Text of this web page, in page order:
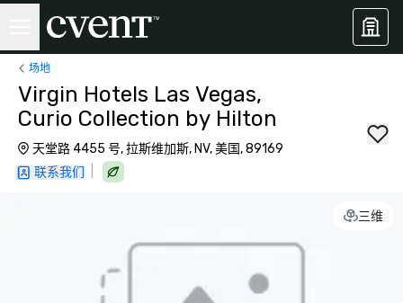
场地
Virgin Hotels Las Vegas,
Curio Collection by Hilton
天堂路 4455 号, 拉斯维加斯, NV, 美国, 89169
联系我们
三维